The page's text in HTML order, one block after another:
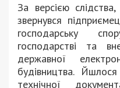
За версією
звернувся
господарську
господарстві та
державної
будівництва.
технічної